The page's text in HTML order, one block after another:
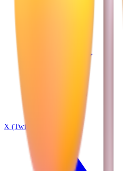
X (Twitter)